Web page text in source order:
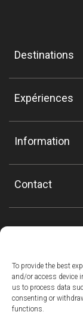
To provide the best
and/or access device
us to process data
consenting or
functions.
Destinations
Expériences
Information
Contact